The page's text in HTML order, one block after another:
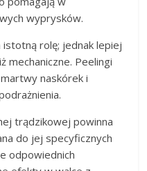
wyprysków.
rolę; jednak lepiej
mechaniczne. Peelingi
naskórek i
trądzikowej powinna
do jej specyficznych
odpowiednich